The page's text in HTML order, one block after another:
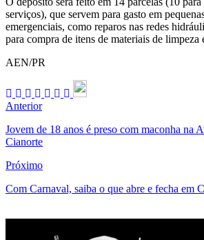
serviços), que servem para gasto em
emergenciais, como reparos nas redes
para compra de itens de materiais de limpeza
AEN/PR
Anterior
Jovem de 18 anos é preso com maconha na
Cianorte
Próximo
Com Carnaval, saiba o que abre e fecha em